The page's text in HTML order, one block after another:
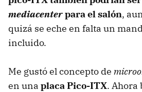
mediacenterpara el salón,
quizá se eche en falta un
incluido.
Me gustó el concepto de
en una placa Pico-ITX. Ahora